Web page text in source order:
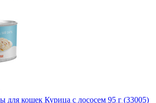
для кошек Курица с лососем 95 г (33005)